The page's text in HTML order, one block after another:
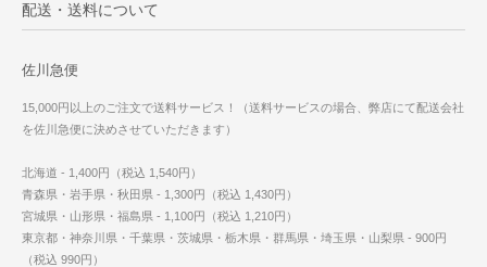
配送・送料について
佐川急便
15,000円以上のご注文で送料サービス！（送料サービスの場合、弊店にて配送会社
を佐川急便に決めさせていただきます）
北海道 - 1,400円（税込 1,540円）
青森県・岩手県・秋田県 - 1,300円（税込 1,430円）
宮城県・山形県・福島県 - 1,100円（税込 1,210円）
東京都・神奈川県・千葉県・茨城県・栃木県・群馬県・埼玉県・山梨県 - 900円
（税込 990円）